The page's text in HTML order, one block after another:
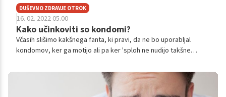
DUŠEVNO ZDRAVJE OTROK
16. 02. 2022 05.00
Kako učinkoviti so kondomi?
Včasih slišimo kakšnega fanta, ki pravi, da ne bo uporabljal
kondomov, ker ga motijo ali pa ker 'sploh ne nudijo takšne
kondomi.